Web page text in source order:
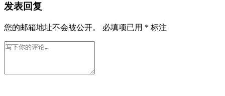
发表回复
您的邮箱地址不会被公开。 必填项已用 * 标注